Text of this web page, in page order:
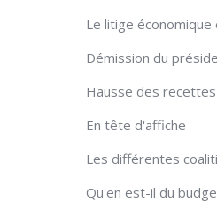
Le litige
Démission du
Hausse des
En tête d'affiche
Les différentes
Qu'en est-il du